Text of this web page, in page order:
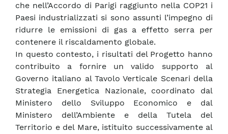
che nell’Accordo di Parigi raggiunto nella COP21 i
Paesi industrializzati si sono assunti l’impegno di
ridurre le emissioni di gas a effetto serra per
contenere il riscaldamento globale.
In questo contesto, i risultati del Progetto hanno
contribuito a fornire un valido supporto al
Governo italiano al Tavolo Verticale Scenari della
Strategia Energetica Nazionale, coordinato dal
Ministero dello Sviluppo Economico e dal
Ministero dell’Ambiente e della Tutela del
Territorio e del Mare, istituito successivamente al